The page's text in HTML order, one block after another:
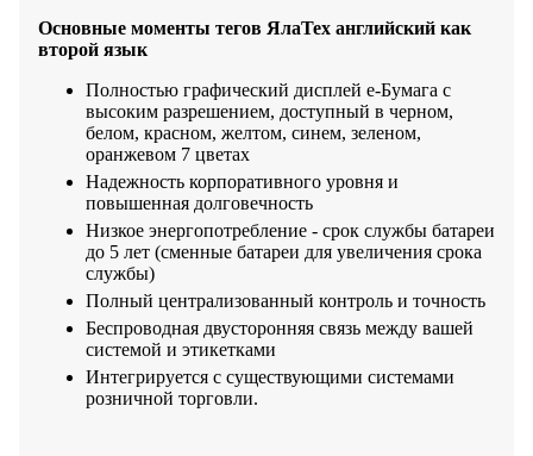
Основные моменты тегов ЯлаТех английский как
второй язык
Полностью графический дисплей e-Бумага с
высоким разрешением, доступный в черном,
белом, красном, желтом, синем, зеленом,
оранжевом 7 цветах
Надежность корпоративного уровня и
повышенная долговечность
Низкое энергопотребление - срок службы батареи
до 5 лет (сменные батареи для увеличения срока
службы)
Полный централизованный контроль и точность
Беспроводная двусторонняя связь между вашей
системой и этикетками
Интегрируется с существующими системами
розничной торговли.